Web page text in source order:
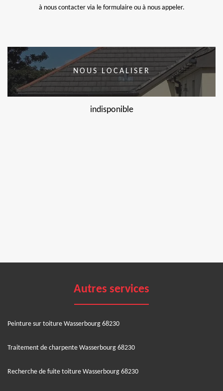
à nous contacter via le formulaire ou à nous appeler.
NOUS LOCALISER
indisponible
Autres services
Peinture sur toiture Wasserbourg 68230
Traitement de charpente Wasserbourg 68230
Recherche de fuite toiture Wasserbourg 68230